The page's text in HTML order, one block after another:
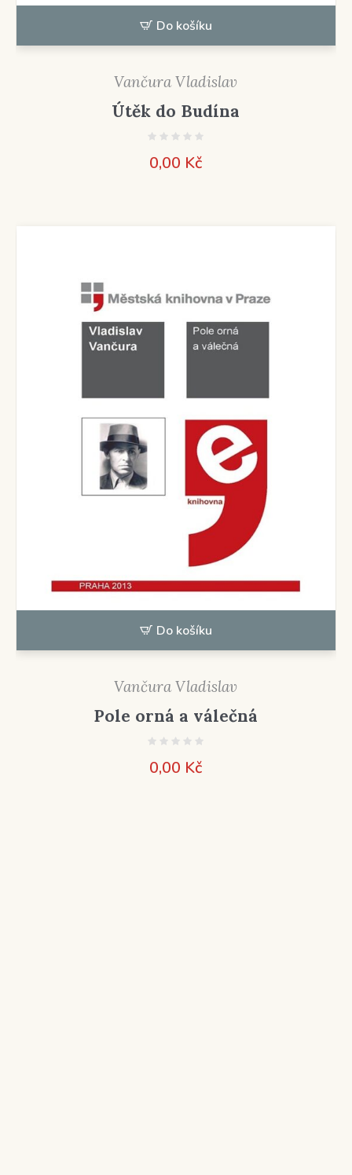
Do košíku
Vančura Vladislav
Útěk do Budína
0,00 Kč
Do košíku
Vančura Vladislav
Pole orná a válečná
0,00 Kč